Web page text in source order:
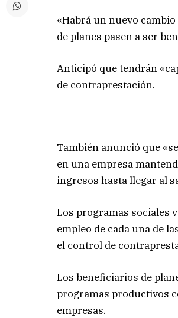
«Habrá un nuevo
de planes pasen a ser
Anticipó que tendrán
de contraprestación.
También anunció que
en una empresa
ingresos hasta llegar al
Los programas sociales
empleo de cada una de
el control de
Los beneficiarios de
programas productivos
empresas.